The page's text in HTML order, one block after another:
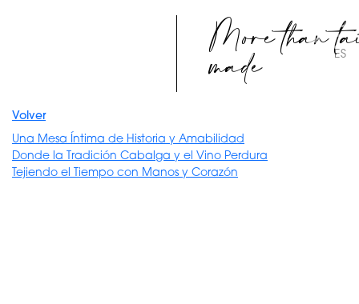
More than
made ES
Volver
Una Mesa Íntima de Historia y Amabilidad
Donde la Tradición Cabalga y el Vino Perdura
Tejiendo el Tiempo con Manos y Corazón